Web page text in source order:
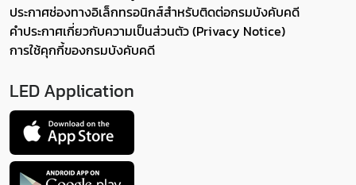
ประกาศช่องทางอิเล็กทรอนิกส์สำหรับติดต่อกรมบังคับคดี
คำประกาศเกี่ยวกับความเป็นส่วนตัว (Privacy Notice)
การใช้คุกกี้ของกรมบังคับคดี
LED Application